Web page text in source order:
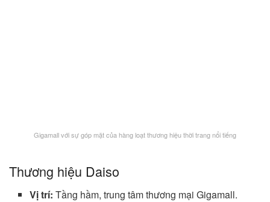
Gigamall với sự góp mặt của hàng loạt thương hiệu thời trang nổi tiếng
Thương hiệu Daiso
Vị trí:Tầng hầm, trung tâm thương mại Gigamall.